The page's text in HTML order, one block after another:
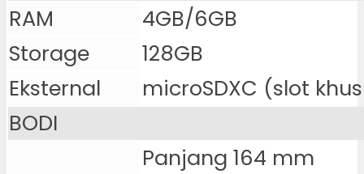
RAM
4GB/6GB
Storage
128GB
Eksternal
microSDXC (slot
BODI
Panjang 164 mm